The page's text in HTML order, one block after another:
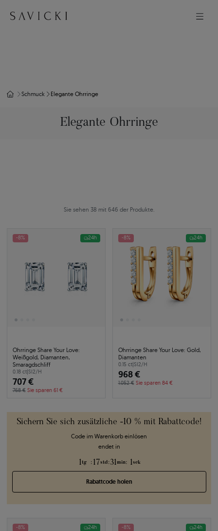
Schmuck Elegante Ohrringe
Elegante Ohrringe
Sie sehen 38 mit 646 der Produkte.
Sichern Sie sich zusätzliche -10 % mit Rabattcode!
Code im Warenkorb einlösen
endet in
1 tg : 17 std :31min: 0sek
Rabattcode holen
-8% 24h
Ohrringe Share Your Love:
Weißgold, Diamanten,
Smaragdschliff
0.18 ct|SI2/H
707 €
768 € Sie sparen 61 €
-8% 24h
Ohrringe Share Your Love: Gold,
Diamanten
0.15 ct|SI2/H
968 €
1.052 € Sie sparen 84 €
-8% 24h -8% 24h